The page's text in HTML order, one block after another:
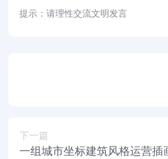
提示：请理性交流文明发言
下一篇
一组城市坐标建筑风格运营插